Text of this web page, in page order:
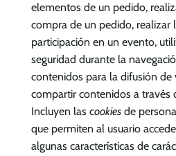
elementos de un pedido,
compra de un pedido, realizar
participación en un evento,
seguridad durante la
contenidos para la difusión
compartir contenidos a través
Incluyen las cookiesde
que permiten al usuario
algunas características de